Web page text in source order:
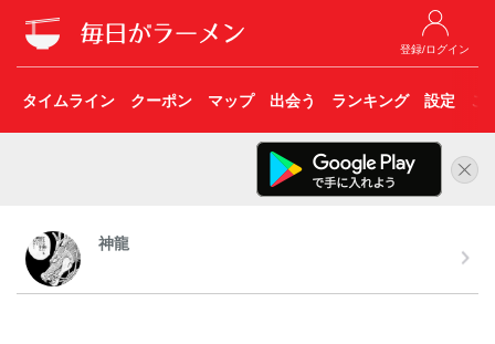
登録/ログイン
タイムライン クーポン マップ 出会う ランキング 設定 こ
神龍